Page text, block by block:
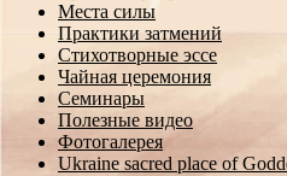
Места силы
Практики затмений
Стихотворные эссе
Чайная церемония
Семинары
Полезные видео
Фотогалерея
Ukraine sacred place of